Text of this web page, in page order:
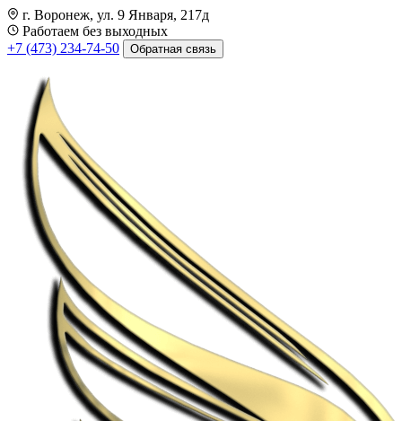
г. Воронеж, ул. 9 Января, 217д
Работаем без выходных
+7 (473) 234-74-50
Обратная связь